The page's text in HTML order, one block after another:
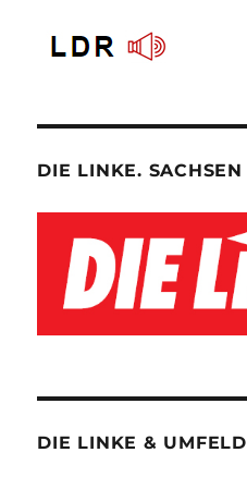
DIE LINKE. SACHSEN
DIE LINKE & UMFELD